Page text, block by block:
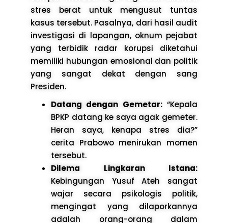
stres berat untuk mengusut tuntas
kasus tersebut. Pasalnya, dari hasil audit
investigasi di lapangan, oknum pejabat
yang terbidik radar korupsi diketahui
memiliki hubungan emosional dan politik
yang sangat dekat dengan sang
Presiden.
Datang dengan Gemetar:“Kepala
BPKP datang ke saya agak gemeter.
Heran saya, kenapa stres dia?”
cerita Prabowo menirukan momen
tersebut.
Dilema Lingkaran Istana:
Kebingungan Yusuf Ateh sangat
wajar secara psikologis politik,
mengingat yang dilaporkannya
adalah orang-orang dalam